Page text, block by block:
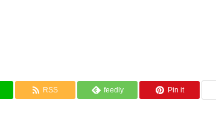
RSS feedly Pin it